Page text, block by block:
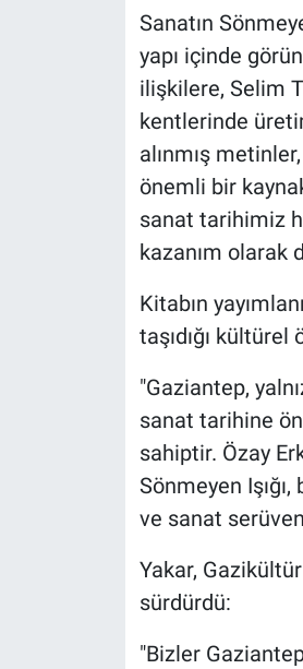
Sanatın
yapı içinde
ilişkilere, Selim
kentlerinde
alınmış
önemli bir
sanat tarihimiz
kazanım olarak
Kitabın
taşıdığı
"Gaziantep,
sanat tarihine
sahiptir. Özay
Sönmeyen
ve sanat
Yakar,
sürdürdü:
"Bizler